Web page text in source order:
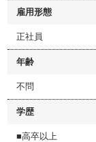
雇用形態
正社員
年齢
不問
学歴
■高卒以上